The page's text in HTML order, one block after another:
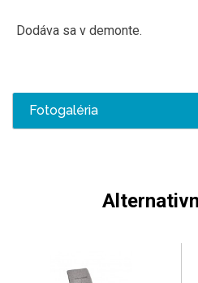
Dodáva sa v demonte.
Fotogaléria